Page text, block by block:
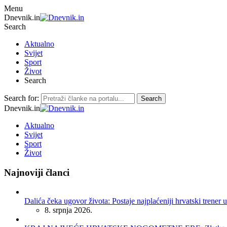
Menu
Dnevnik.in
Search
Aktualno
Svijet
Sport
Život
Search
Search for: Search
Dnevnik.in
Aktualno
Svijet
Sport
Život
Najnoviji članci
Dalića čeka ugovor života: Postaje najplaćeniji hrvatski trener
8. srpnja 2026.